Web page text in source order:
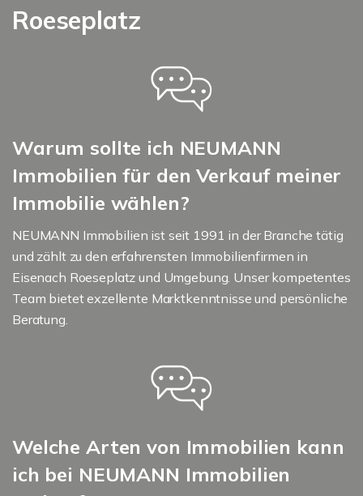
Roeseplatz
Warum sollte ich NEUMANN
Immobilien für den Verkauf meiner
Immobilie wählen?
NEUMANN Immobilien ist seit 1991 in der Branche tätig
und zählt zu den erfahrensten Immobilienfirmen in
Eisenach Roeseplatz und Umgebung. Unser kompetentes
Team bietet exzellente Marktkenntnisse und persönliche
Beratung.
Welche Arten von Immobilien kann
ich bei NEUMANN Immobilien